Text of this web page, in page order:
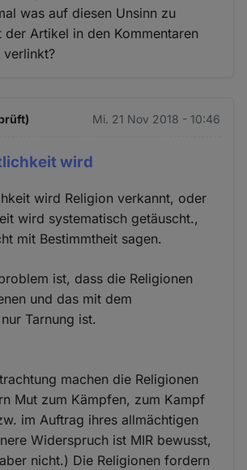
was auf diesen Unsinn zu
der Artikel in den Kommentaren
verlinkt?
Mi. 21 Nov 2018 - 10:46
wird
wird Religion verkannt, oder
wird systematisch getäuscht.,
mit Bestimmtheit sagen.
ist, dass die Religionen
und das mit dem
Tarnung ist.
machen die Religionen
Mut zum Kämpfen, zum Kampf
im Auftrag ihres allmächtigen
Widerspruch ist MIR bewusst,
nicht.) Die Religionen fordern